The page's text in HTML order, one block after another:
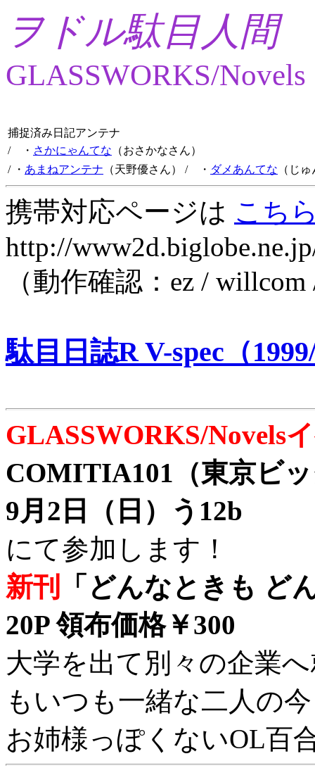
ヲドル駄目人間
GLASSWORKS/Novels
捕捉済み日記アンテナ
/ ・ さかにゃんてな （おさかなさん）
/ ・ あまねアンテナ （天野優さん） / ・ ダメあんてな （じ
携帯対応ページは こち
http://
（動作確認：ez /
駄目日誌R V-spec（
GLASSWORKS/Novels
COMITIA101（東京ビ
9月2日（日）う12b
にて参加します！
新刊
「どんなときも ど
20P 領布価格￥300
大学を出て別々の企業
もいつも一緒な二人の
お姉様っぽくないOL百